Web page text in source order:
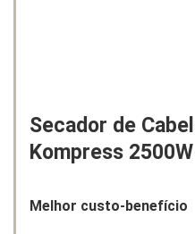
Secador de
Kompress
Melhor custo-benefício